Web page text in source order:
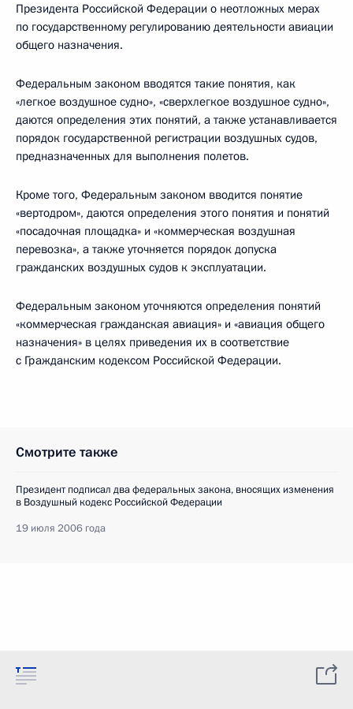
Президента Российской Федерации о неотложных мерах
по государственному регулированию деятельности авиации
общего назначения.
Федеральным законом вводятся такие понятия, как
«легкое воздушное судно», «сверхлегкое воздушное судно»,
даются определения этих понятий, а также устанавливается
порядок государственной регистрации воздушных судов,
предназначенных для выполнения полетов.
Кроме того, Федеральным законом вводится понятие
«вертодром», даются определения этого понятия и понятий
«посадочная площадка» и «коммерческая воздушная
перевозка», а также уточняется порядок допуска
гражданских воздушных судов к эксплуатации.
Федеральным законом уточняются определения понятий
«коммерческая гражданская авиация» и «авиация общего
назначения» в целях приведения их в соответствие
с Гражданским кодексом Российской Федерации.
Смотрите также
Президент подписал два федеральных закона, вносящих изменения
в Воздушный кодекс Российской Федерации
19 июля 2006 года